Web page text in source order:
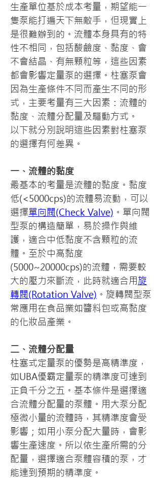
生產單位基於成本考量，期望能一
隻泵能打遍天下無敵手，但現實上
是很難辦到的。流體本身具有的特
性不相同，包括酸鹼度、黏度、會
不會結晶、有無顆粒等，這些因素
都會影響定量泵的選擇。柱塞泵會
因為生產條件不同而產生不同的形
式，主要考量有三大因素：流體的
黏度、流體分配量及驅動方式。
以下就分別說明這些因素對柱塞泵
的選擇有何差異。
一、流體的黏度
最基本的考量是流體的黏度。黏度
低(<5000cps)的流體易流動，可以
選擇單向閥(Check Valve) 。單向閥
型泵的構造簡單，易於操作與維
護，適合中低黏度不含顆粒的流
體。至於中高黏度
(5000~20000cps)的流體，需要較
大的壓力來斷流，此時就適合用旋
轉閥(Rotation Valve) 。旋轉閥型泵
常應用在食品業如醬料包或高黏度
的化妝品產業。
二、流體分配量
柱塞式定量泵的優勢是高精準度，
如UBA優霸定量泵的精準度可達到
正負千分之五。基本條件是選擇適
合流體分配量的泵體。用大泵分配
極微小量的流體時，其精準度會受
影響；如用小泵分配大量時，會影
響生產速度。所以依生產所需的分
配量，選擇適合泵體容積的泵，才
能達到預期的精準度。